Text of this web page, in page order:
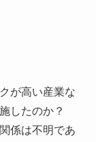
が高い産業な
したのか？
係は不明であ